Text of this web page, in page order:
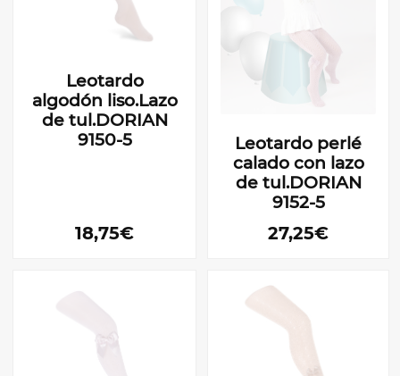
Leotardo
algodón liso.Lazo
de tul.DORIAN
9150-5
18,75€
Leotardo perlé
calado con lazo
de tul.DORIAN
9152-5
27,25€